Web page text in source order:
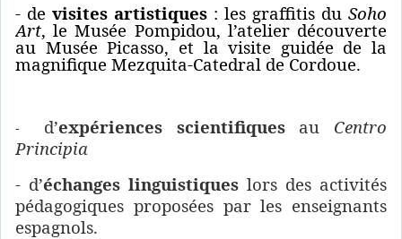
- de visites artistiques : les graffitis du Soho
Art, le Musée Pompidou, l’atelier découverte
au Musée Picasso, et la visite guidée de la
magnifique Mezquita-Catedral de Cordoue.
- d’expériences scientifiques au Centro
Principia
- d’échanges linguistiques lors des activités
pédagogiques proposées par les enseignants
espagnols.